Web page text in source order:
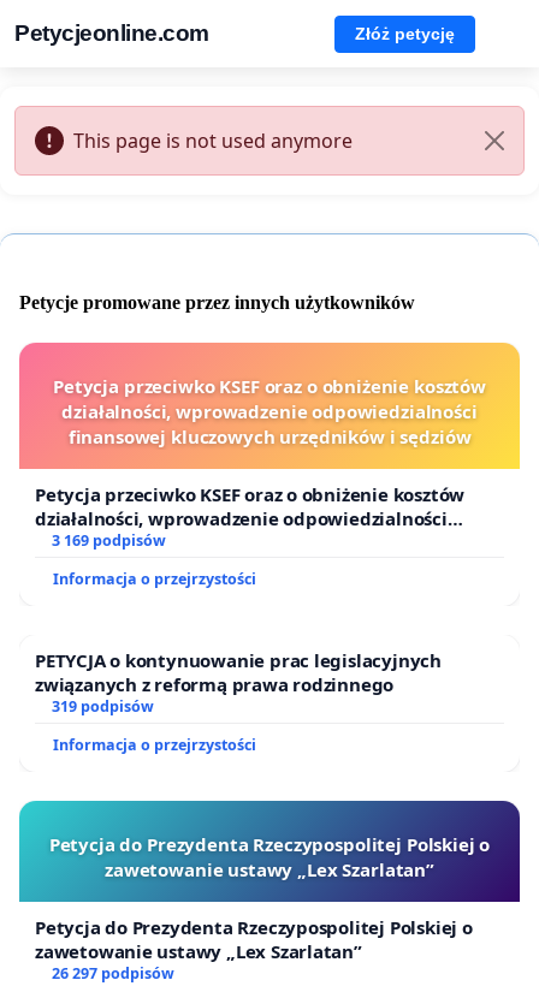
Petycjeonline.com Złóż petycję
This page is not used anymore
Petycje promowane przez innych użytkowników
Petycja przeciwko KSEF oraz o obniżenie kosztów
działalności, wprowadzenie odpowiedzialności
finansowej kluczowych urzędników i sędziów
Petycja przeciwko KSEF oraz o obniżenie kosztów
działalności, wprowadzenie odpowiedzialności
finansowej kluczowych urzędników i sędziów
3 169 podpisów
Informacja o przejrzystości
PETYCJA o kontynuowanie prac legislacyjnych
związanych z reformą prawa rodzinnego
319 podpisów
Informacja o przejrzystości
Petycja do Prezydenta Rzeczypospolitej Polskiej o
zawetowanie ustawy „Lex Szarlatan”
Petycja do Prezydenta Rzeczypospolitej Polskiej o
zawetowanie ustawy „Lex Szarlatan”
26 297 podpisów